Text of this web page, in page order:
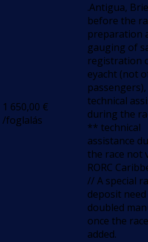
1 650,00 €
/foglalás
.Antigua,
before the
preparation
gauging of
registration
eyacht (not
passengers),
technical
during the
** technical
assistance
the race not
RORC
// A special
deposit
doubled
once the
added.